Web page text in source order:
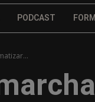
PODCAST